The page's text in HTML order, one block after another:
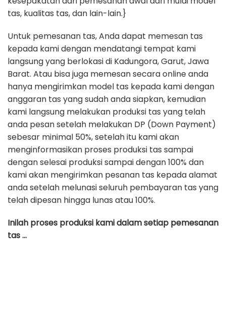
tas, kualitas tas, dan lain-lain.}
Untuk pemesanan tas, Anda dapat memesan tas
kepada kami dengan mendatangi tempat kami
langsung yang berlokasi di Kadungora, Garut, Jawa
Barat. Atau bisa juga memesan secara online anda
hanya mengirimkan model tas kepada kami dengan
anggaran tas yang sudah anda siapkan, kemudian
kami langsung melakukan produksi tas yang telah
anda pesan setelah melakukan DP (Down Payment)
sebesar minimal 50%, setelah itu kami akan
menginformasikan proses produksi tas sampai
dengan selesai produksi sampai dengan 100% dan
kami akan mengirimkan pesanan tas kepada alamat
anda setelah melunasi seluruh pembayaran tas yang
telah dipesan hingga lunas atau 100%.
Inilah proses produksi kami dalam setiap pemesanan
tas …